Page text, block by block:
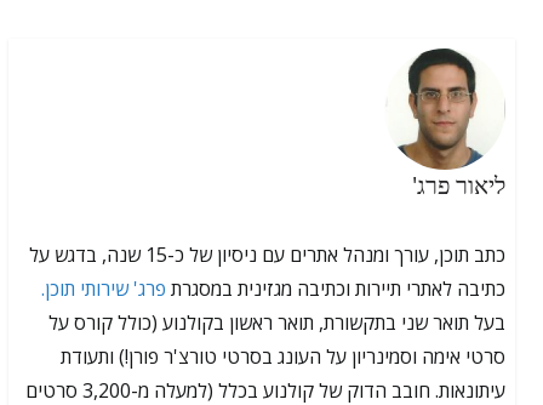
ליאור פרג'
כתב תוכן, עורך ומנהל אתרים עם ניסיון של כ-15 שנה, בדגש על
כתיבה לאתרי תיירות וכתיבה מגזינית במסגרת פרג' שירותי תוכן.
בעל תואר שני בתקשורת, תואר ראשון בקולנוע (כולל קורס על
סרטי אימה וסמינריון על העונג בסרטי טורצ'ר פורן!) ותעודת
עיתונאות. חובב הדוק של קולנוע בכלל (למעלה מ-3,200 סרטים